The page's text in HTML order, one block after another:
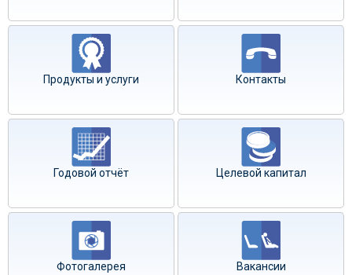
Продукты и услуги Контакты
Годовой отчёт Целевой капитал
Фотогалерея Вакансии